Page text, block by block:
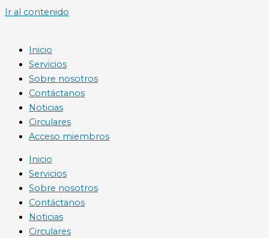
Ir al contenido
Inicio
Servicios
Sobre nosotros
Contáctanos
Noticias
Circulares
Acceso miembros
Inicio
Servicios
Sobre nosotros
Contáctanos
Noticias
Circulares